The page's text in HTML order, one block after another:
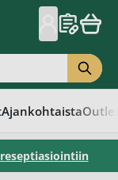
Ajankohtaista